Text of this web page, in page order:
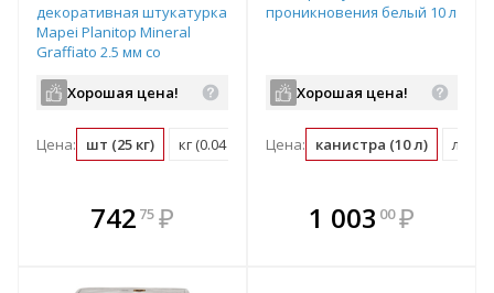
декоративная штукатурка
Mapei Planitop Mineral
Graffiato 2,5 мм со
цвет: белый (мешок 25кг)
Хорошая цена!
Цена: шт (25 кг) кг (0.04 шт)
742 75 ₽
В комплекте
всегда выгоднее!
проникновения белый 10 л
Хорошая цена!
Цена: канистра (10 л) л (0.1
В комплекте
всегда выгоднее!
1 003 00 ₽